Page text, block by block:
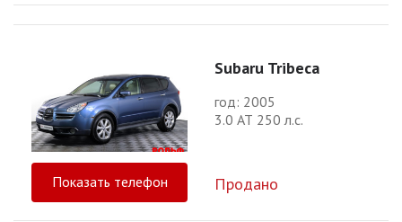
Subaru Tribeca
год: 2005
3.0 АТ 250 л.с.
Показать телефон Продано